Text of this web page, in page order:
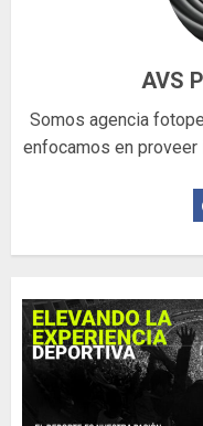
AVS
Somos agencia
enfocamos en